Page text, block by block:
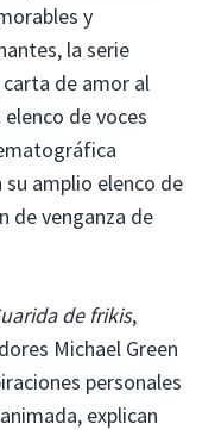
y
la serie
de amor al
de voces
amplio elenco de
de venganza de
de frikis,
Michael Green
personales
explican